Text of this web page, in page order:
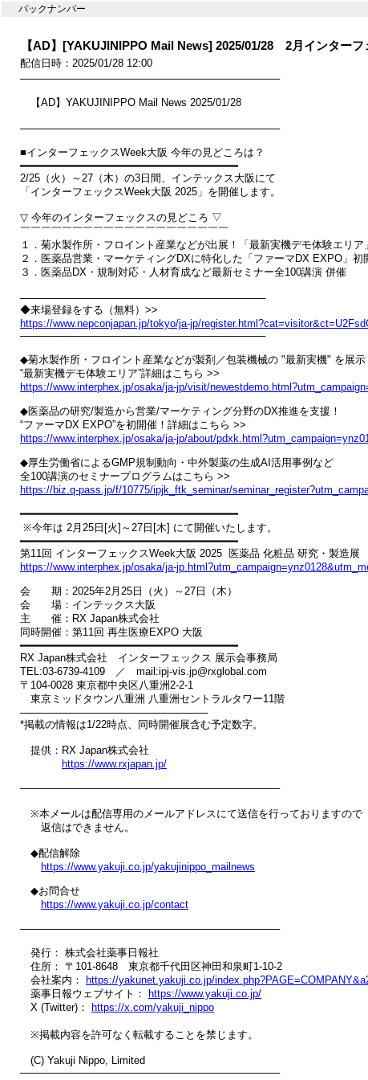
バックナンバー
【AD】[YAKUJINIPPO Mail News] 2025/01/28 2月インター
配信日時：2025/01/28 12:00
────────────────────────────────────
【AD】YAKUJINIPPO Mail News 2025/01/28
────────────────────────────────────
■インターフェックスWeek大阪 今年の見どころは？
━━━━━━━━━━━━━━━━━━━━━━━━━━━━━━━━━━
2/25（火）～27（木）の3日間、インテックス大阪にて
「インターフェックスWeek大阪 2025」を開催します。
▽ 今年のインターフェックスの見どころ ▽
￣￣￣￣￣￣￣￣￣￣￣￣￣￣￣￣￣￣￣￣
１．菊水製作所・フロイント産業などが出展！「最新実機デモ体験エリア」
２．医薬品営業・マーケティングDXに特化した「ファーマDX EXPO」初
３．医薬品DX・規制対応・人材育成など最新セミナー全100講演 併催
──────────────────────────────────
https://www.nepconjapan.jp/tokyo/ja-jp/
──────────────────────────────────
◆菊水製作所・フロイント産業などが製剤／包装機械の "最新実機" を展示
https://www.interphex.jp/osaka/ja-jp/visit/
◆医薬品の研究/製造から営業/マーケティング分野のDX推進を支援！
https://www.interphex.jp/osaka/ja-jp/about/
◆厚生労働省によるGMP規制動向・中外製薬の生成AI活用事例など
https://biz.q-pass.jp/f/10775/ipjk_ftk_seminar/
━━━━━━━━━━━━━━━━━━━━━━━━━━━━━━━━━━
※今年は 2月25日[火]～27日[木] にて開催いたします。
━━━━━━━━━━━━━━━━━━━━━━━━━━━━━━━━━━
https://www.interphex.jp/osaka/ja-
会　　期：2025年2月25日（火）～27日（木）
会　　場：インテックス大阪
主　　催：RX Japan株式会社
同時開催：第11回 再生医療EXPO 大阪
━━━━━━━━━━━━━━━━━━━━━━━━━━━━━━━━━━
RX Japan株式会社　インターフェックス 展示会事務局
TEL:03-6739-4109　／　mail:ipj-vis.jp@rxglobal.com
〒104-0028 東京都中央区八重洲2-2-1
東京ミッドタウン八重洲 八重洲セントラルタワー11階
──────────────────────────
*掲載の情報は1/22時点、同時開催展含む予定数字。
提供：RX Japan株式会社
https://www.rxjapan.jp/
────────────────────────────────────
※本メールは配信専用のメールアドレスにて送信を行っておりますので
返信はできません。
◆配信解除
https://www.yakuji.co.jp/yakujinippo_mailnews
◆お問合せ
https://www.yakuji.co.jp/contact
────────────────────────────────────
発行： 株式会社薬事日報社
住所： 〒101-8648　東京都千代田区神田和泉町1-10-2
会社案内：
https://yakunet.yakuji.co.jp/
薬事日報ウェブサイト：
https://www.yakuji.co.jp/
X (Twitter)：
https://x.com/yakuji_nippo
※掲載内容を許可なく転載することを禁じます。
(C) Yakuji Nippo, Limited
────────────────────────────────────